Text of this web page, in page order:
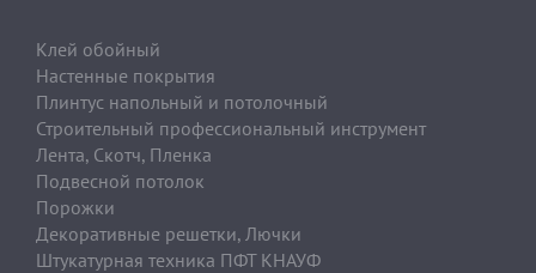
Клей обойный
Настенные покрытия
Плинтус напольный и потолочный
Строительный профессиональный инструмент
Лента, Скотч, Пленка
Подвесной потолок
Порожки
Декоративные решетки, Лючки
Штукатурная техника ПФТ КНАУФ